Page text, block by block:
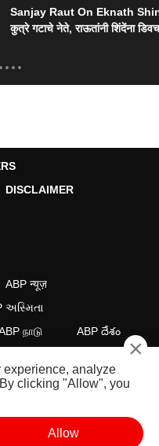
Sanjay Raut On Eknath
कुत्रे गटाचे नेते, राऊतांनी शिंदेंना
DISCLAIMER
ABP न्यूज़
અસ્મિતા
நாடு ABP దేశం
Ethics.
Copyright@2026.
×
experience, analyze
clicking "Allow", you
Allow